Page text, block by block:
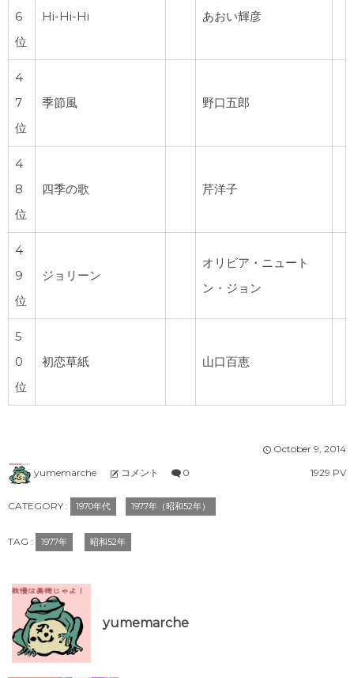
6
位
Hi-Hi-Hi あおい輝彦
4
7
位
季節風 野口五郎
4
8
位
四季の歌 芹洋子
4
9
位
ジョリーン
オリビア・ニュート
ン・ジョン
5
0
位
初恋草紙 山口百恵
October 9, 2014
yumemarche
コメント 0 1929 PV
CATEGORY : 1970年代 1977年（昭和52年）
TAG : 1977年 昭和52年
yumemarche